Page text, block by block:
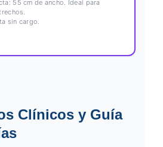
55 cm de ancho. Ideal para
sin cargo.
Clínicos y Guía